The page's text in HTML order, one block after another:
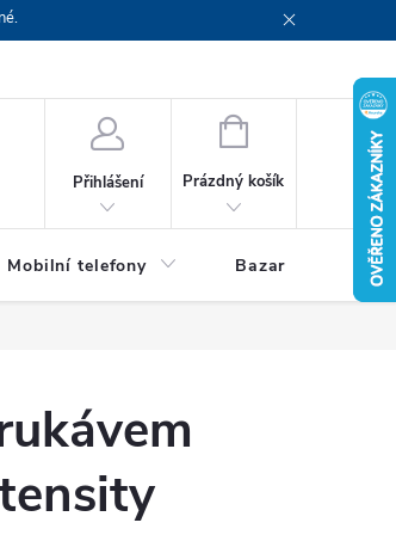
Přihlášení
NÁKUPNÍ
Prázdný košík
Mobilní telefony Bazar Servis